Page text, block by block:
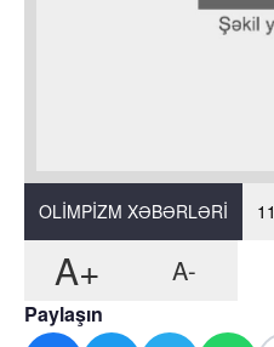
OLIMPIZM XƏBƏRLƏRI
A+ A-
Paylaşın